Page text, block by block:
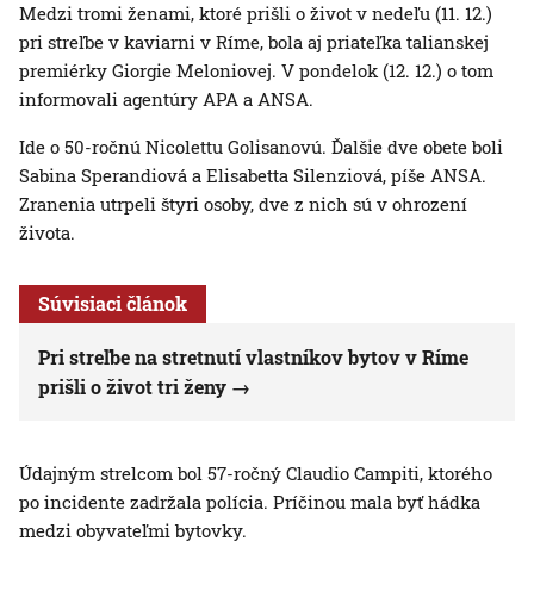
Medzi tromi ženami, ktoré prišli o život v nedeľu (11. 12.)
pri streľbe v kaviarni v Ríme, bola aj priateľka talianskej
premiérky Giorgie Meloniovej. V pondelok (12. 12.) o tom
informovali agentúry APA a ANSA.
Ide o 50-ročnú Nicolettu Golisanovú. Ďalšie dve obete boli
Sabina Sperandiová a Elisabetta Silenziová, píše ANSA.
Zranenia utrpeli štyri osoby, dve z nich sú v ohrození
života.
Súvisiaci článok
Pri streľbe na stretnutí vlastníkov bytov v Ríme
prišli o život tri ženy
Údajným strelcom bol 57-ročný Claudio Campiti, ktorého
po incidente zadržala polícia. Príčinou mala byť hádka
medzi obyvateľmi bytovky.